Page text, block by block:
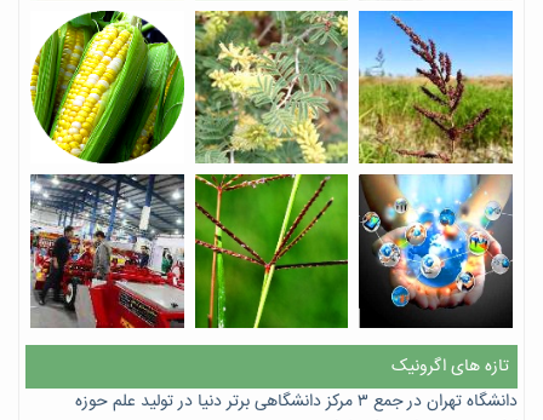
تازه های اگرونیک
دانشگاه تهران در جمع ۳ مرکز دانشگاهی برتر دنیا در تولید علم حوزه